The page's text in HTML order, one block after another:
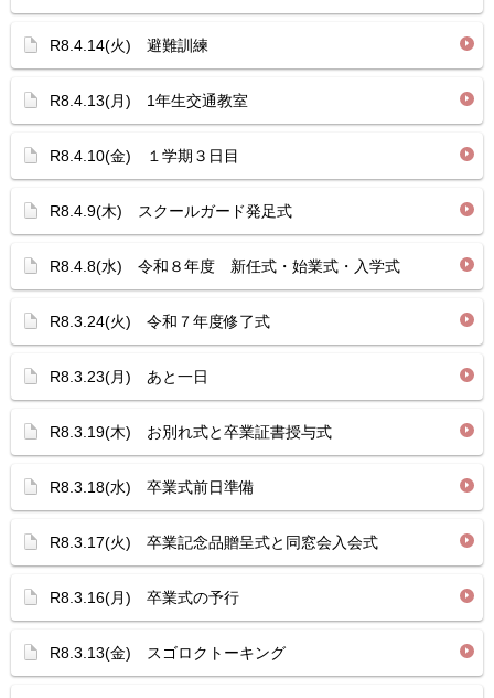
R8.4.14(火) 避難訓練
R8.4.13(月) 1年生交通教室
R8.4.10(金) １学期３日目
R8.4.9(木) スクールガード発足式
R8.4.8(水) 令和８年度 新任式・始業式・入学式
R8.3.24(火) 令和７年度修了式
R8.3.23(月) あと一日
R8.3.19(木) お別れ式と卒業証書授与式
R8.3.18(水) 卒業式前日準備
R8.3.17(火) 卒業記念品贈呈式と同窓会入会式
R8.3.16(月) 卒業式の予行
R8.3.13(金) スゴロクトーキング